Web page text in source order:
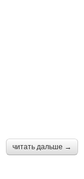
читать дальше →